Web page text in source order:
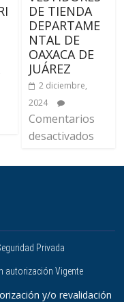
DE TIENDA
DEPARTAME
NTAL DE
OAXACA DE
JUÁREZ
2 diciembre,
2024
Comentarios
desactivados
Privada
autorización Vigente
y/o revalidación